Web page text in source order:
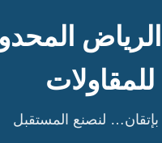
الرياض
للمقاولات
بإتقان… لنصنع المستقبل